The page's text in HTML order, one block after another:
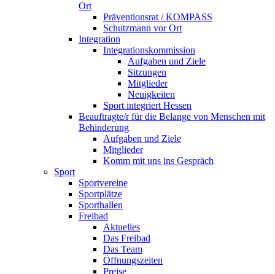
Ort
Präventionsrat / KOMPASS
Schutzmann vor Ort
Integration
Integrationskommission
Aufgaben und Ziele
Sitzungen
Mitglieder
Neuigkeiten
Sport integriert Hessen
Beauftragte/r für die Belange von Menschen mit
Behinderung
Aufgaben und Ziele
Mitglieder
Komm mit uns ins Gespräch
Sport
Sportvereine
Sportplätze
Sporthallen
Freibad
Aktuelles
Das Freibad
Das Team
Öffnungszeiten
Preise